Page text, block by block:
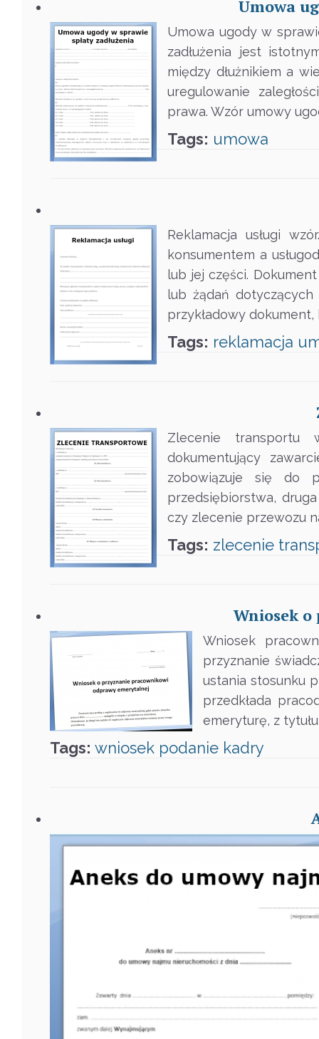
Umowa
Umowa ugody w
zadłużenia jest
między dłużnikiem a
uregulowanie
prawa. Wzór umowy
Tags: umowa
Reklamacja usługi
konsumentem a
lub jej części.
lub żądań dotyczących
przykładowy
Tags: reklamacja
Zlecenie transportu
dokumentujący
zobowiązuje się do
przedsiębiorstwa,
czy zlecenie przewozu
Tags: zlecenie
Wniosek
Wniosek
przyznanie
ustania stosunku
przedkłada
emeryturę, z
Tags: wniosek podanie kadry